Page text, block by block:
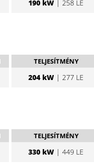
190 kW | 258 LE
TELJESÍTMÉNY
204 kW | 277 LE
TELJESÍTMÉNY
330 kW | 449 LE